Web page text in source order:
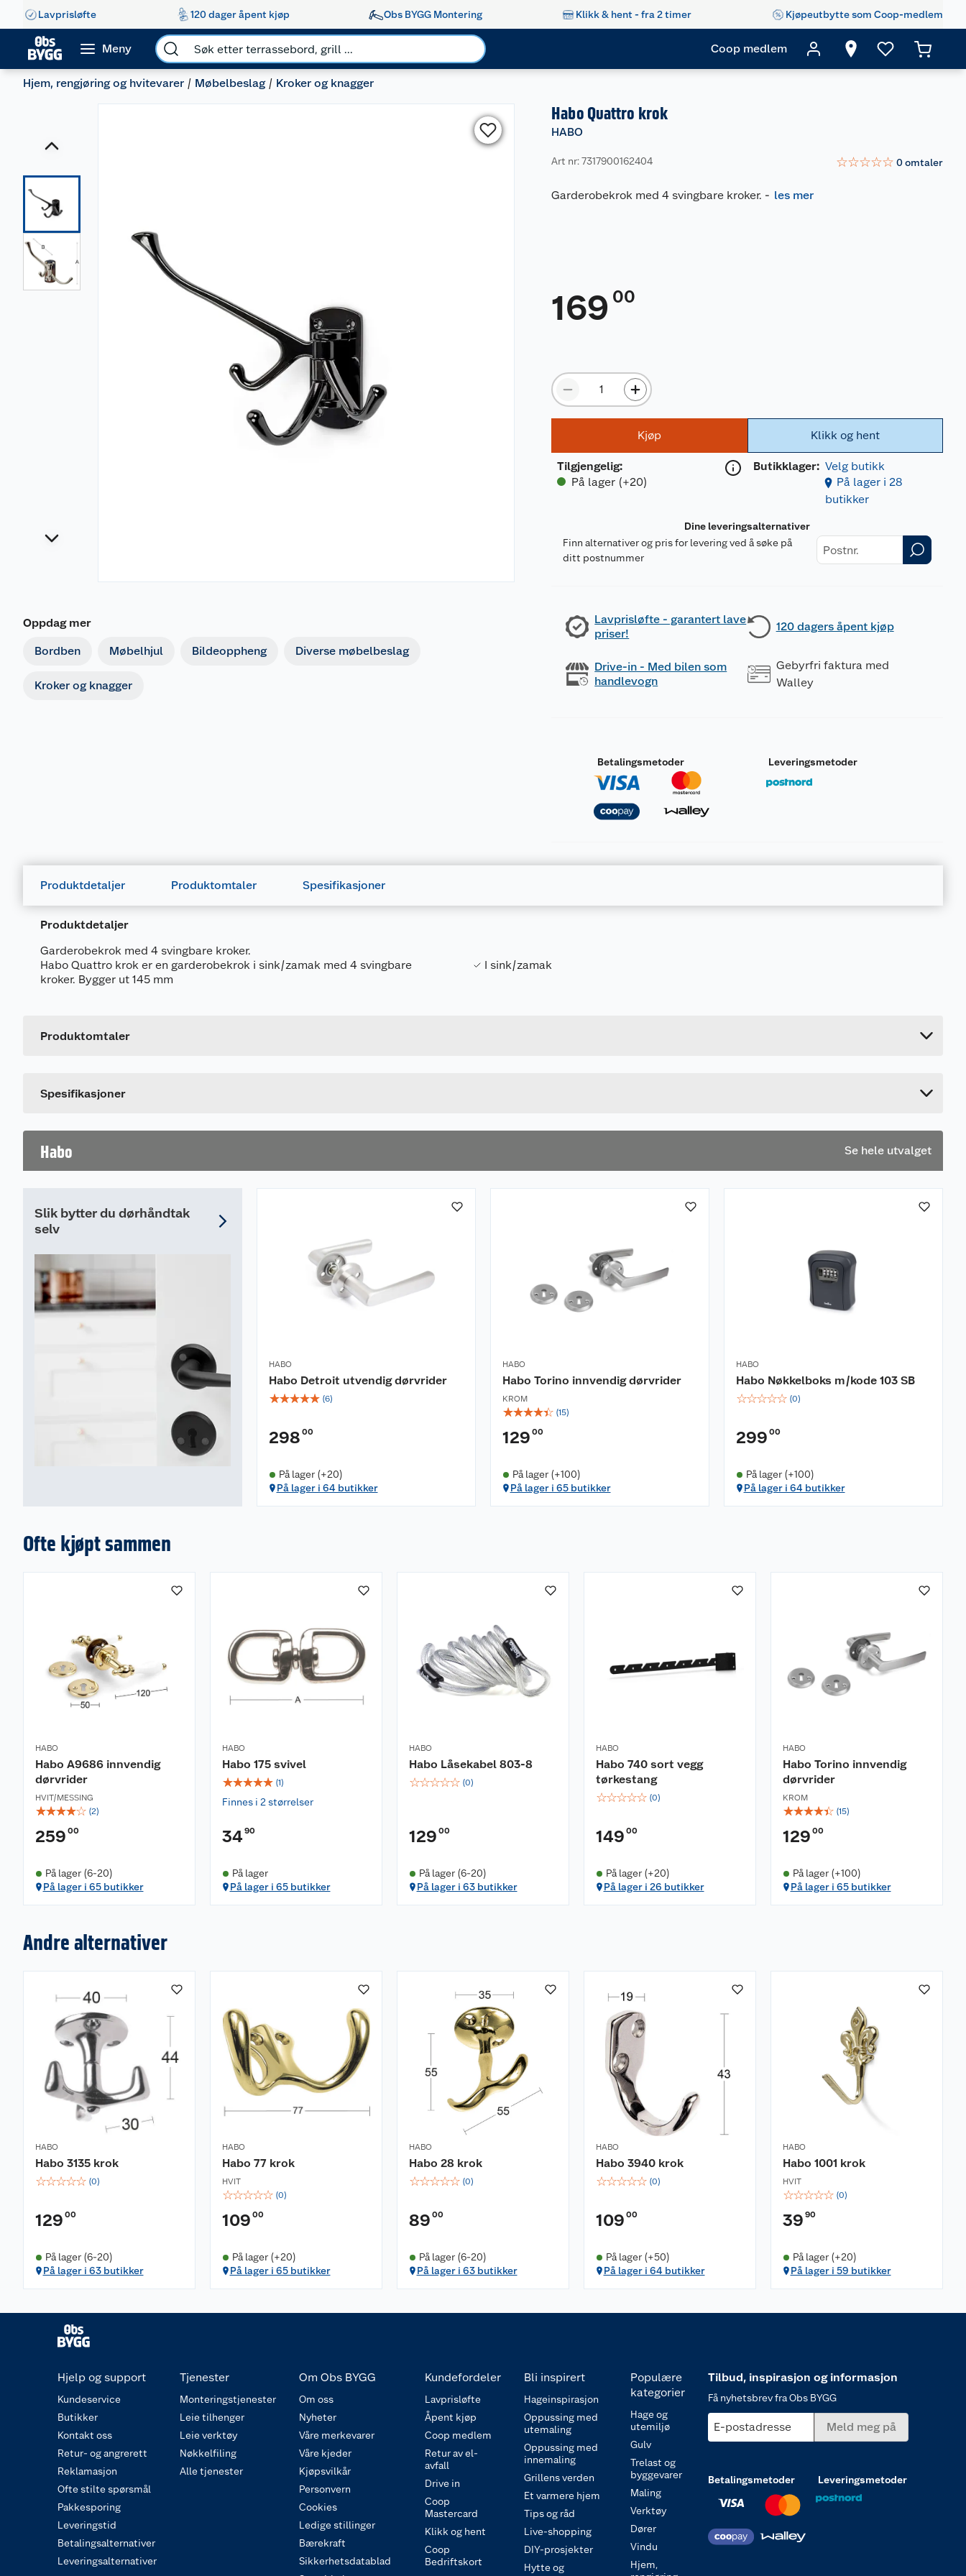
Lavprisløfte 120 dager åpent kjøp Obs BYGG Montering Klikk & hent - fra 2 timer Kjøpeutbytte som Coop-medlem
Meny Coop medlem
Hjem, rengjøring og hvitevarer Møbelbeslag Kroker og knagger
Oppdag mer
Bordben Møbelhjul Bildeoppheng Diverse møbelbeslag
Kroker og knagger
Habo Quattro krok
HABO
Art nr: 7317900162404 ☆☆☆☆☆ 0omtaler
Garderobekrok med 4 svingbare kroker. - les mer
169 00
Kjøp
Tilgjengelig:
På lager (+20)
Klikk og hent
Butikklager: Velg butikk
På lager i 28
butikker
Dine leveringsalternativer
Finn alternativer og pris for levering ved å søke på
ditt postnummer
Lavprisløfte - garantert lave
priser!
120 dagers åpent kjøp
Drive-in - Med bilen som
handlevogn
Gebyrfri faktura med
Walley
Betalingsmetoder Leveringsmetoder
Produktdetaljer Produktomtaler Spesifikasjoner
Produktdetaljer
Garderobekrok med 4 svingbare kroker.
Habo Quattro krok er en garderobekrok i sink/zamak med 4 svingbare
kroker. Bygger ut 145 mm
I sink/zamak
Produktomtaler
Spesifikasjoner
Generelt
Leverandørens artikkelnummer
Habo Se hele utvalget
Slik bytter du dørhåndtak
selv
HABO
Habo Detroit utvendig dørvrider
☆☆☆☆☆ (6)
298 00
På lager (+20)
På lager i 64 butikker
HABO
Habo Torino innvendig dørvrider
KROM
☆☆☆☆☆ (15)
129 00
På lager (+100)
På lager i 65 butikker
HABO
Habo Nøkkelboks m/kode 103 SB
☆☆☆☆☆ (0)
299 00
På lager (+100)
På lager i 64 butikker
Ofte kjøpt sammen
HABO
Habo A9686 innvendig
dørvrider
HVIT/MESSING
☆☆☆☆☆ (2)
259 00
På lager (6-20)
På lager i 65 butikker
HABO
Habo 175 svivel
☆☆☆☆☆ (1)
Finnes i 2 størrelser
3490
På lager
På lager i 65 butikker
HABO
Habo Låsekabel 803-8
☆☆☆☆☆ (0)
129 00
På lager (6-20)
På lager i 63 butikker
HABO
Habo 740 sort vegg
tørkestang
☆☆☆☆☆ (0)
149 00
På lager (+20)
På lager i 26 butikker
HABO
Habo Torino innvendig
dørvrider
KROM
☆☆☆☆☆ (15)
129 00
På lager (+100)
På lager i 65 butikker
Andre alternativer
HABO
Habo 3135 krok
☆☆☆☆☆ (0)
129 00
På lager (6-20)
På lager i 63 butikker
HABO
Habo 77 krok
HVIT
☆☆☆☆☆ (0)
109 00
På lager (+20)
På lager i 65 butikker
HABO
Habo 28 krok
☆☆☆☆☆ (0)
89 00
På lager (6-20)
På lager i 63 butikker
HABO
Habo 3940 krok
☆☆☆☆☆ (0)
109 00
På lager (+50)
På lager i 64 butikker
HABO
Habo 1001 krok
HVIT
☆☆☆☆☆ (0)
39 90
På lager (+20)
På lager i 59 butikker
Hjelp og support
Kundeservice
Butikker
Kontakt oss
Retur- og angrerett
Reklamasjon
Ofte stilte spørsmål
Pakkesporing
Leveringstid
Betalingsalternativer
Leveringsalternativer
Tjenester
Monteringstjenester
Leie tilhenger
Leie verktøy
Nøkkelfiling
Alle tjenester
Om Obs BYGG
Om oss
Nyheter
Våre merkevarer
Våre kjeder
Kjøpsvilkår
Personvern
Cookies
Ledige stillinger
Bærekraft
Sikkerhetsdatablad
Kundefordeler
Lavprisløfte
Åpent kjøp
Coop medlem
Retur av el-
avfall
Drive in
Coop
Mastercard
Klikk og hent
Coop
Bedriftskort
Bli inspirert
Hageinspirasjon
Oppussing med
utemaling
Oppussing med
innemaling
Grillens verden
Et varmere hjem
Tips og råd
Live-shopping
DIY-prosjekter
Hytte og
Populære
kategorier
Hage og
utemiljø
Gulv
Trelast og
byggevarer
Maling
Verktøy
Dører
Vindu
Hjem,
Tilbud, inspirasjon og informasjon
Få nyhetsbrev fra Obs BYGG
E-postadresse Meld meg på
Betalingsmetoder Leveringsmetoder